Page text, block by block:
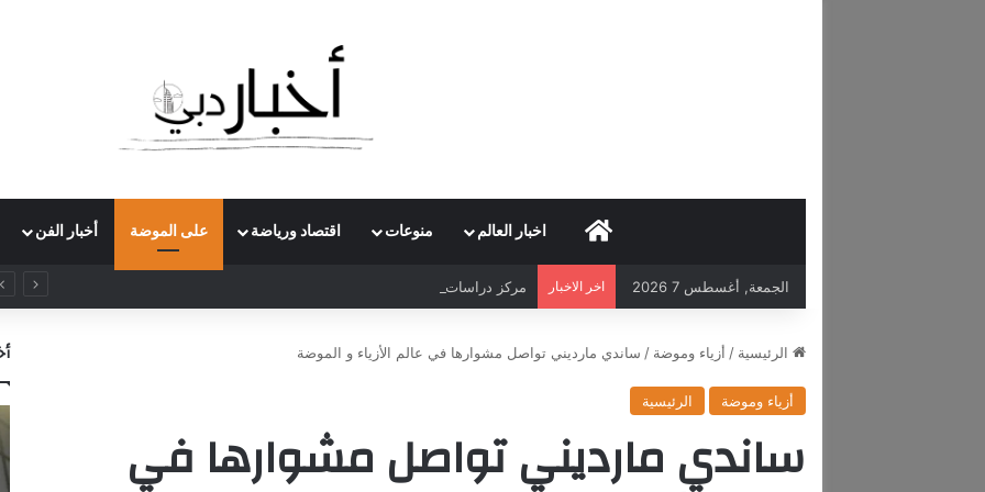
اخبار العالم منوعات اقتصاد ورياضة على الموضة أخبار الفن
الجمعة, أغسطس 7 2026 اخر الاخبار مركز دراسات بريطاني يدعو لرفع ضريبة الدخل إلى 52%
الرئيسية / أزياء وموضة / ساندي مارديني تواصل مشوارها في عالم الأزياء و الموضة
أزياء وموضة الرئيسية
ساندي مارديني تواصل مشوارها في